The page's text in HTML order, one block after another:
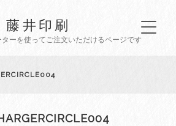
藤井印刷
ーを使ってご注文いただけるページです